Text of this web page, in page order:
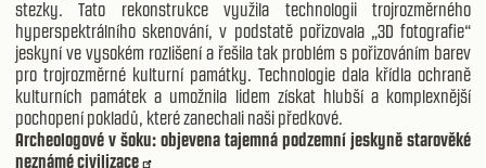
stezky. Tato rekonstrukce využila technologii trojrozměrného
hyperspektrálního skenování, v podstatě pořizovala „3D fotografie“
jeskyní ve vysokém rozlišení a řešila tak problém s pořizováním barev
pro trojrozměrné kulturní památky. Technologie dala křídla ochraně
kulturních památek a umožnila lidem získat hlubší a komplexnější
pochopení pokladů, které zanechali naši předkové.
Archeologové v šoku: objevena tajemná podzemní jeskyně starověké
neznámé civilizace